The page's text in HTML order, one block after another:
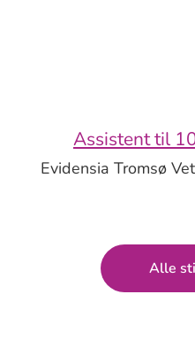
Assistent til
Evidensia Tromsø
Alle